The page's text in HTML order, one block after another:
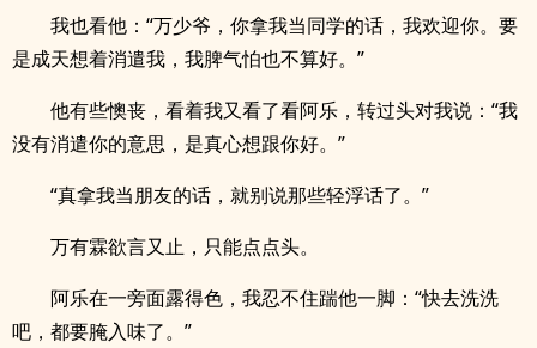
我也看他：“万少爷，你拿我当同学的话，我欢迎你。要
是成天想着消遣我，我脾气怕也不算好。”
他有些懊丧，看着我又看了看阿乐，转过头对我说：“我
没有消遣你的意思，是真心想跟你好。”
“真拿我当朋友的话，就别说那些轻浮话了。”
万有霖欲言又止，只能点点头。
阿乐在一旁面露得色，我忍不住踹他一脚：“快去洗洗
吧，都要腌入味了。”